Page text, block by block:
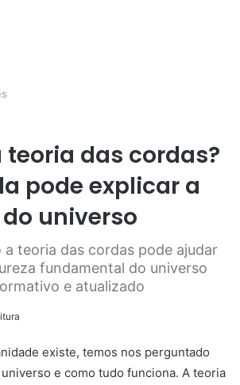
teoria das cordas?
pode explicar a
universo
a teoria das cordas pode ajudar
fundamental do universo
e atualizado
existe, temos nos perguntado
e como tudo funciona. A teoria